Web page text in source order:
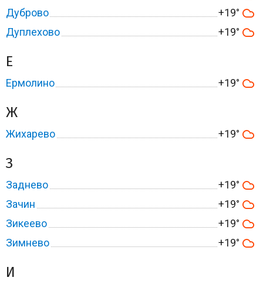
Дуброво
+19°
Дуплехово
+19°
Е
Ермолино +19°
Ж
Жихарево +19°
З
Заднево
+19°
Зачин
+19°
Зикеево
+19°
Зимнево
+19°
И